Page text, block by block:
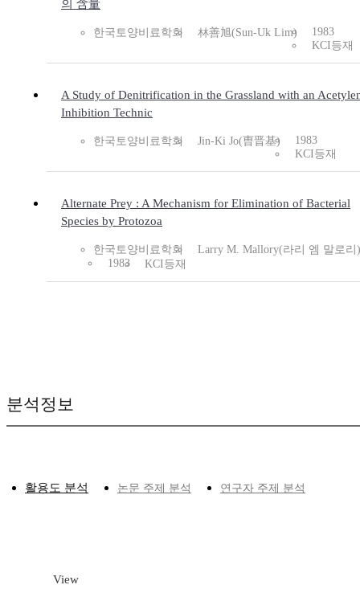
의 含量
한국토양비료학회 林善旭(Sun-Uk Lim)
1983
KCI등재
A Study of Denitrification in the Grassland with an
Inhibition Technic
한국토양비료학회 Jin-Ki Jo(曺晋基)
1983
KCI등재
Alternate Prey : A Mechanism for Elimination of Bacterial
Species by Protozoa
한국토양비료학회
Larry M. Mallory(라리 엠 말로리)
1983
KCI등재
분석정보
활용도 분석 논문 주제 분석 연구자 주제 분석
View